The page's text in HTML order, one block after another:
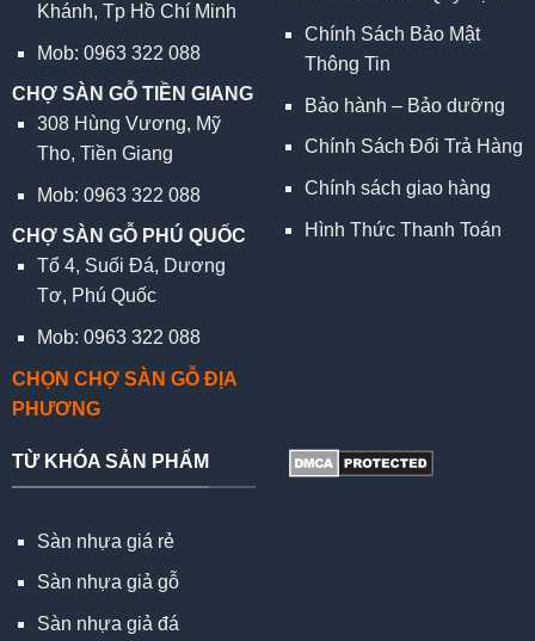
Khánh, Tp Hồ Chí Minh
Mob: 0963 322 088
CHỢ SÀN GỖ TIỀN GIANG
308 Hùng Vương, Mỹ
Tho, Tiền Giang
Mob: 0963 322 088
CHỢ SÀN GỖ PHÚ QUỐC
Tổ 4, Suối Đá, Dương
Tơ, Phú Quốc
Mob: 0963 322 088
CHỌN CHỢ SÀN GỖ ĐỊA
PHƯƠNG
Chính Sách Bảo Mật
Thông Tin
Bảo hành – Bảo dưỡng
Chính Sách Đổi Trả Hàng
Chính sách giao hàng
Hình Thức Thanh Toán
TỪ KHÓA SẢN PHẨM
Sàn nhựa giá rẻ
Sàn nhựa giả gỗ
Sàn nhựa giả đá